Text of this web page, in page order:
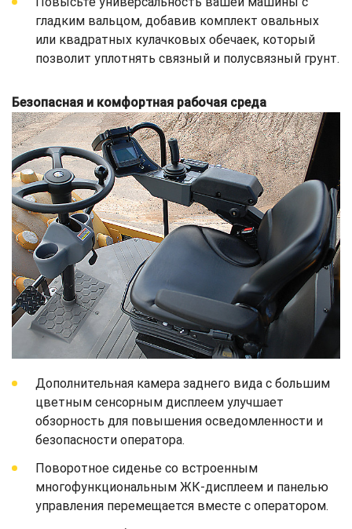
гладким вальцом, добавив комплект овальных
или квадратных кулачковых обечаек, который
позволит уплотнять связный и полусвязный грунт.
Безопасная и комфортная рабочая среда
Дополнительная камера заднего вида с большим
цветным сенсорным дисплеем улучшает
обзорность для повышения осведомленности и
безопасности оператора.
Поворотное сиденье со встроенным
многофункциональным ЖК-дисплеем и панелью
управления перемещается вместе с оператором.